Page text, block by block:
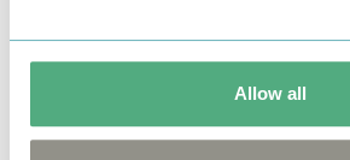
Allow all
この1冊で、あなたもムーミン博士！